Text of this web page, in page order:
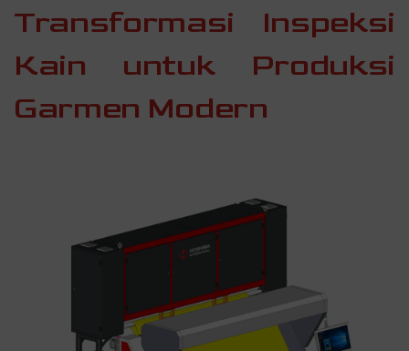
Transformasi Inspeksi
Kain untuk Produksi
Garmen Modern